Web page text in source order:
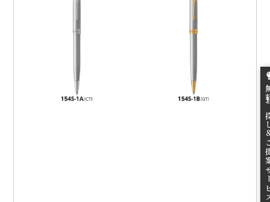
無
ご